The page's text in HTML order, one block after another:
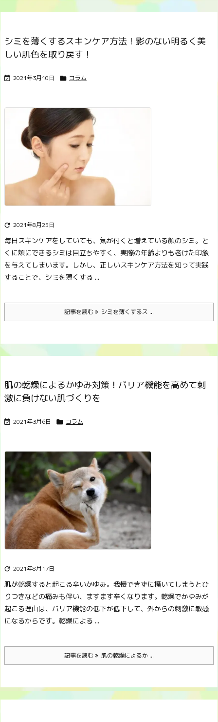
シミを薄くするスキンケア方法！影のない明るく美
しい肌色を取り戻す！
 2021年3月10日  コラム
 2021年8月25日
毎日スキンケアをしていても、気が付くと増えている顔のシミ。 と
くに頬にできるシミは目立ちやすく、実際の年齢よりも老けた印象
を与えてしまいます。 しかし、正しいスキンケア方法を知って実践
することで、シミを薄くする ...
記事を読む シミを薄くするス ...
肌の乾燥によるかゆみ対策！バリア機能を高めて刺
激に負けない肌づくりを
 2021年3月6日  コラム
 2021年8月17日
肌が乾燥すると起こる辛いかゆみ。我慢できずに掻いてしまうとひ
りつきなどの痛みも伴い、ますます辛くなります。 乾燥でかゆみが
起こる理由は、バリア機能の低下が低下して、外からの刺激に敏感
になるからです。 乾燥による ...
記事を読む 肌の乾燥によるか ...